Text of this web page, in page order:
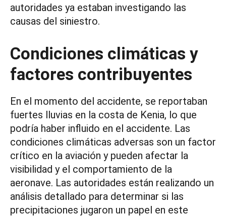
autoridades ya estaban investigando las
causas del siniestro.
Condiciones climáticas y
factores contribuyentes
En el momento del accidente, se reportaban
fuertes lluvias en la costa de Kenia, lo que
podría haber influido en el accidente. Las
condiciones climáticas adversas son un factor
crítico en la aviación y pueden afectar la
visibilidad y el comportamiento de la
aeronave. Las autoridades están realizando un
análisis detallado para determinar si las
precipitaciones jugaron un papel en este